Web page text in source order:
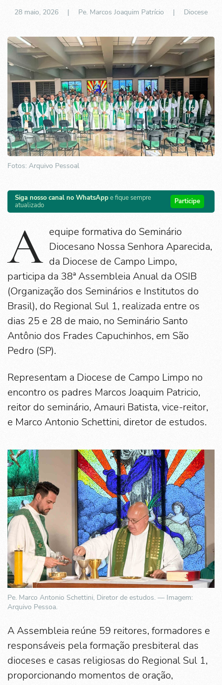
28 maio, 2026 | Pe. Marcos Joaquim Patrício | Diocese
Fotos: Arquivo Pessoal
Siga nosso canal no WhatsAppe fique sempre
atualizado
Participe
A equipe formativa do Seminário
Diocesano Nossa Senhora Aparecida,
da Diocese de Campo Limpo,
participa da 38ª Assembleia Anual da OSIB
(Organização dos Seminários e Institutos do
Brasil), do Regional Sul 1, realizada entre os
dias 25 e 28 de maio, no Seminário Santo
Antônio dos Frades Capuchinhos, em São
Pedro (SP).
Representam a Diocese de Campo Limpo no
encontro os padres Marcos Joaquim Patricio,
reitor do seminário, Amauri Batista, vice-reitor,
e Marco Antonio Schettini, diretor de estudos.
Pe. Marco Antonio Schettini, Diretor de estudos. — Imagem:
Arquivo Pessoa.
A Assembleia reúne 59 reitores, formadores e
responsáveis pela formação presbiteral das
dioceses e casas religiosas do Regional Sul 1,
proporcionando momentos de oração,